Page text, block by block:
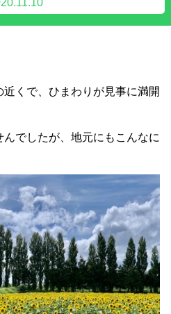
くで、ひまわりが見事に満開
でしたが、地元にもこんなに